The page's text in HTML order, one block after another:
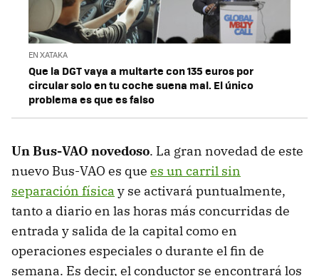
EN XATAKA
Que la DGT vaya a multarte con 135 euros por
circular solo en tu coche suena mal. El único
problema es que es falso
Un Bus-VAO novedoso. La gran novedad de este
nuevo Bus-VAO es que es un carril sin
separación física y se activará puntualmente,
tanto a diario en las horas más concurridas de
entrada y salida de la capital como en
operaciones especiales o durante el fin de
semana. Es decir, el conductor se encontrará los